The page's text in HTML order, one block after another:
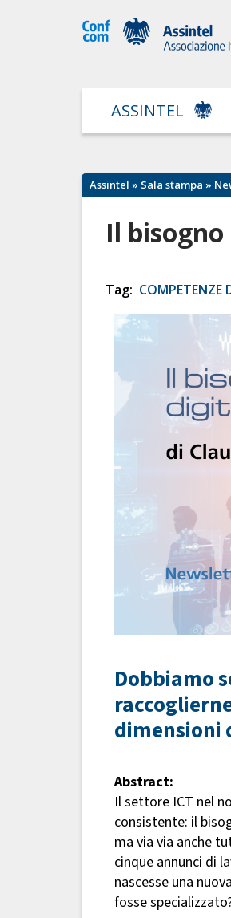
ASSINTEL
Assintel » Sala stampa »
Il
Tag: COMPETENZE
Dobbiamo
dimensioni
Abstract:
Il settore ICT nel
consistente: il
ma via via anche
cinque annunci di
nascesse una
fosse